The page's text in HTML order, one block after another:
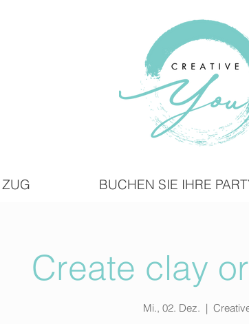
ZUG BUCHEN SIE IHRE
Create clay
Mi., 02. Dez.
  |